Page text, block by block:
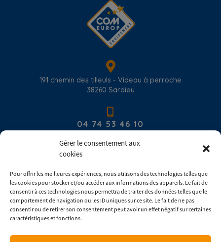
Gérer le consentement aux
cookies
Pour offrir les meilleures expériences, nous utilisons des technologies telles que
les cookies pour stocker et/ou accéder aux informations des appareils. Le fait de
consentir à ces technologies nous permettra de traiter des données telles que le
comportement de navigation ou les ID uniques sur ce site. Le fait de ne pas
consentir ou de retirer son consentement peut avoir un effet négatif sur certaines
caractéristiques et fonctions.
191 chemin des tilleuls - Videau à perroche
38260 Sardieu
04 74 53 46 10
contact@com-europ-equipement.com
Du lundi au vendredi : 8h00 - 17h30
Consulter les conditions générales de ventes